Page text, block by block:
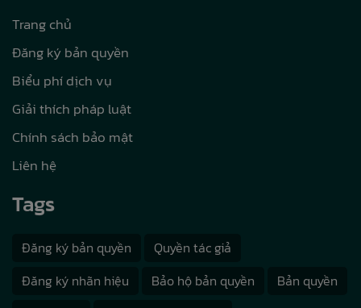
Trang chủ
Đăng ký bản quyền
Biểu phí dịch vụ
Giải thích pháp luật
Chính sách bảo mật
Liên hệ
Tags
Đăng ký bản quyền
Quyền tác giả
Đăng ký nhãn hiệu
Bảo hộ bản quyền
Bản quyền